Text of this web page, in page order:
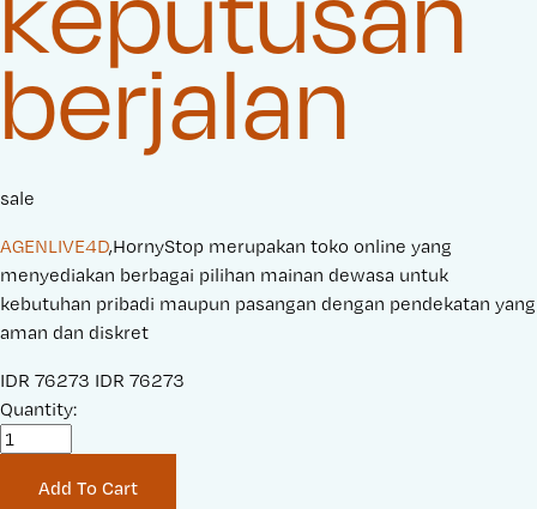
berjalan
sale
AGENLIVE4D,HornyStop merupakan toko online yang
menyediakan berbagai pilihan mainan dewasa untuk
kebutuhan pribadi maupun pasangan dengan pendekatan yang
aman dan diskret
S
a
IDR 76273 O
i
IDR 76273
Quantity:
Add To Cart